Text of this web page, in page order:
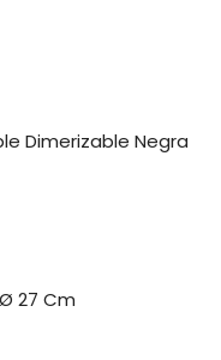
Dimerizable Negra
27 Cm